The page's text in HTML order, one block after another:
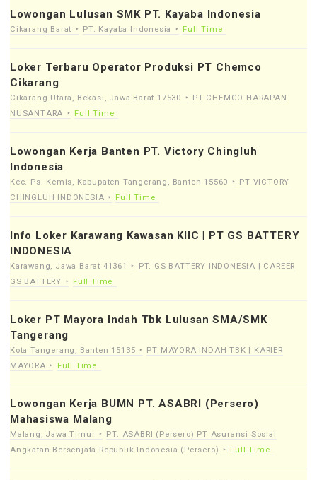
Lowongan Lulusan SMK PT. Kayaba Indonesia
Cikarang Barat PT. Kayaba Indonesia Full Time
Loker Terbaru Operator Produksi PT Chemco
Cikarang
Cikarang Utara, Bekasi, Jawa Barat 17530
PT CHEMCO HARAPAN
NUSANTARA
Full Time
Lowongan Kerja Banten PT. Victory Chingluh
Indonesia
Kec. Ps. Kemis, Kabupaten Tangerang, Banten 15560
PT VICTORY
CHINGLUH INDONESIA
Full Time
Info Loker Karawang Kawasan KIIC | PT GS BATTERY
INDONESIA
Karawang, Jawa Barat 41361
PT. GS BATTERY INDONESIA | CAREER
GS BATTERY
Full Time
Loker PT Mayora Indah Tbk Lulusan SMA/SMK
Tangerang
Kota Tangerang, Banten 15135
PT MAYORA INDAH TBK | KARIER
MAYORA
Full Time
Lowongan Kerja BUMN PT. ASABRI (Persero)
Mahasiswa Malang
Malang, Jawa Timur
PT. ASABRI (Persero) PT Asuransi Sosial
Angkatan Bersenjata Republik Indonesia (Persero)
Full Time